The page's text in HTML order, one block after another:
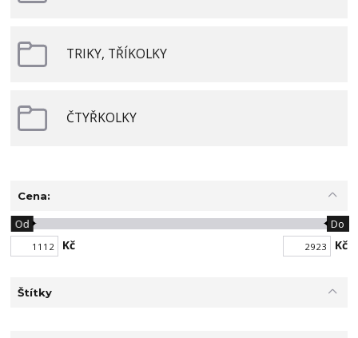
TRIKY, TŘÍKOLKY
ČTYŘKOLKY
Cena:
Kč
Od Do
Kč
Štítky